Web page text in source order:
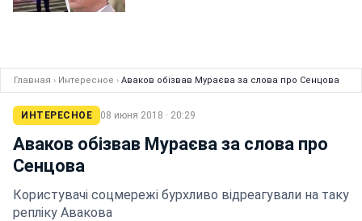
Главная › Интересное › Аваков обізвав Мураєва за слова про Сенцова
ИНТЕРЕСНОЕ 08 июня 2018 · 20:29
Аваков обізвав Мураєва за слова про
Сенцова
Користувачі соцмережі бурхливо відреагували на таку
репліку Авакова